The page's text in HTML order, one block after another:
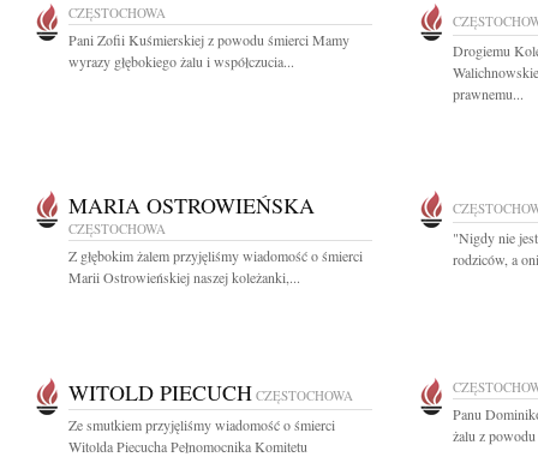
CZĘSTOCHOWA
Pani Zofii Kuśmierskiej z powodu śmierci Mamy
wyrazy głębokiego żalu i współczucia...
Drogiemu
prawnemu...
MARIA OSTROWIEŃSKA
CZĘSTOCHOWA
Z głębokim żalem przyjęliśmy wiadomość o śmierci
Marii Ostrowieńskiej naszej koleżanki,...
"Nigdy nie
rodziców, a
WITOLD PIECUCH CZĘSTOCHOWA
Ze smutkiem przyjęliśmy wiadomość o śmierci
Witolda Piecucha Pełnomocnika Komitetu
Panu
żalu z powodu